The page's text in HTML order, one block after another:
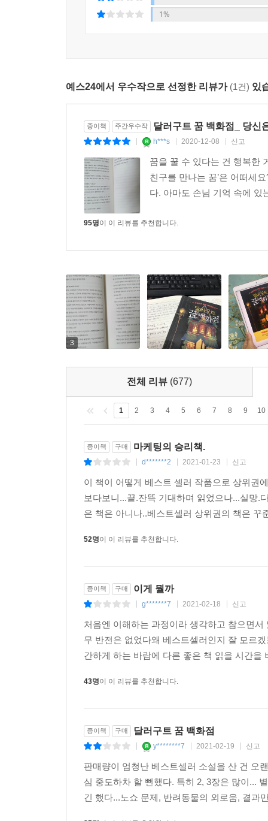
---「1. 주문하신 꿈은 매진입니다」중에서
“자, 자, 다들 거기까지 하고 이제 퇴근할 사람들은
“계속 여기 계셨던 거예요?” 페니가 그의 앞을 가
“아가냅 코코를 위해 로비를 장식하자고 한 게
다들 퇴근하세요. 퇴근!” 달러구트는 허리가 뻐근
그런데 퇴근하라는 그의 말에도 직원들은 아무
페니는 그들의 시선이 멈춰 있는 방향으로 눈을
가게 안으로 들어오려던 참이었다.
페니는 사람들이 왜 돌처럼 굳었는지 이해할 수
게 안으로 들어와 있었다.
“나의 오랜 친구. 작년 정기회의 때 보고 처음 보
탄했다.
달러구트는 흙먼지가 묻은 손으로 아가냅 코코와
다른 직원들은 아가냅 코코를 보고 양손으로 입을
운 좋게 그들 가까이에 서 있던 페니는, 아가냅 코
뒤이어 가게 안으로 들어온 수행원들은 고급 비
---「3. 미래를 보여 드립니다.」중에서
지금 페니는 첫 번째 제자의 후손과 세 번째 제자
에 예지몽이 가득한 놀라운 현장에 있는 셈이었
페니는 입을 헤 벌리고 이름 모를 미래의 남편감을
“벌써 가려고? 이거 섭섭해서 어쩌나.” 페니의 상
“내 꿈을 기다리는 부부들이 많아. 부지런히 일
“이럴 거면 처음부터 박스째로 과일을 건네주었
손바닥을 손수건에 닦으면서 중얼거렸다.
아가냅 코코와 수행원이 돌아간 뒤, 2층 직원들
로 돌아갔다.
달러구트는 아가냅 코코가 두고 간 꾸러미에서
“봐도 봐도 믿을 수가 없어요. 이게 바로….”
그들은 꾸러미에서 꺼낸 꿈 상자들을 비어 있는
‘예지몽’ 한정 수량 입고되었습니다.
---「3. 미래를 보여 드립니다.」중에서
1%
예스24에서 우수작으로 선정한 리뷰가 (1건) 있
종이책 주간우수작 달러구트 꿈 백화점_ 당신
h***s 2020-12-08 신고
꿈을 꿀 수 있다는 건 행복한
친구를 만나는 꿈’은 어떠세
다. 아마도 손님 기억 속에 있
95명이 이 리뷰를 추천합니다.
3
전체 리뷰 (677)
1 2 3 4 5 6 7 8 9 10
종이책 구매 마케팅의 승리책.
d*******2 2021-01-23 신고
이 책이 어떻게 베스트 셀러 작품으로 상위권
보다보니...끝.잔뜩 기대하며 읽었으나...실망.
은 책은 아니나..베스트셀러 상위권의 책은
52명이 이 리뷰를 추천합니다.
종이책 구매 이게 뭘까
g*******7 2021-02-18 신고
처음엔 이해하는 과정이라 생각하고 참으면
무 반전은 없었다왜 베스트셀러인지 잘 모르
간하게 하는 바람에 다른 좋은 책 읽을 시간
43명이 이 리뷰를 추천합니다.
종이책 구매 달러구트 꿈 백화점
y********7 2021-02-19 신고
판매량이 엄청난 베스트셀러 소설을 산 건 오
심 중도하차 할 뻔했다. 특히 2, 3장은 많이...
긴 했다...노쇼 문제, 반려동물의 외로움, 결과